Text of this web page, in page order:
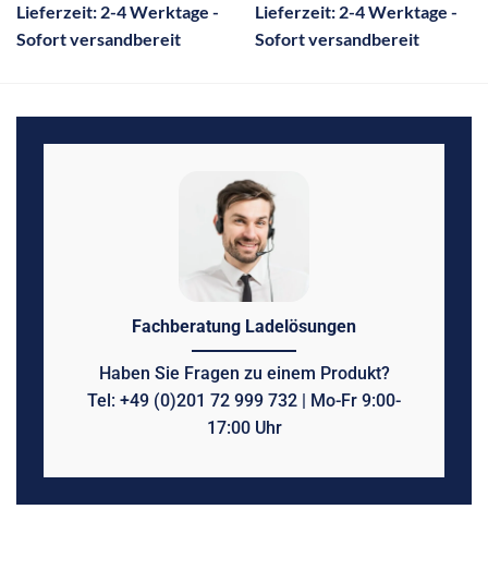
Lieferzeit: 2-4 Werktage -
Sofort versandbereit
Lieferzeit: 2-4 Werktage -
Sofort versandbereit
Fachberatung Ladelösungen
Haben Sie Fragen zu einem Produkt?
Tel: +49 (0)201 72 999 732 | Mo-Fr 9:00-
17:00 Uhr